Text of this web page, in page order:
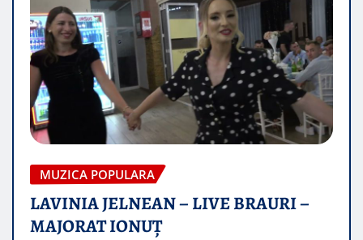
MUZICA POPULARA
LAVINIA JELNEAN – LIVE BRAURI –
MAJORAT IONUŢ